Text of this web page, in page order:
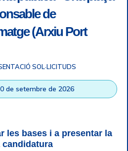
| Info RGPD |Informació de
de
(Arxiu Port
SOL·LICITUDS
de setembre de 2026
les bases i a presentar la
candidatura